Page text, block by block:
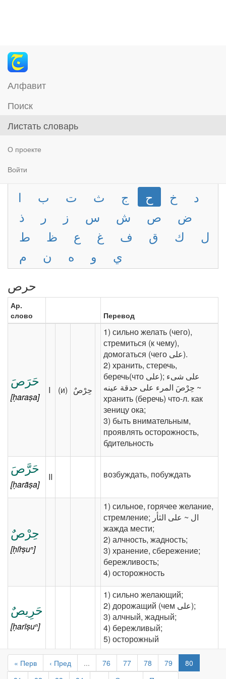
Алфавит
Поиск
Листать словарь
О проекте
Войти
ا ب ت ث ج ح خ
د
ذ
ر ز س ش ص
ض
ط
ظ ع غ ف ق ك
ل
م
ن ه و
ي
حرص
Ар.
слово
Перевод
حَرَصَ
[ḥaraṣa]
I (и)
1) сильно желать (чего),
стремиться (к чему),
домогаться (чего ‎‫على‬‎).
2) хранить, стеречь,
беречь(что ‎‫على‬‎); ‎‫على شىء
حِرْصَ المرء على حدقة عينه‬‎ ~
хранить (беречь) что-л. как
зеницу ока;
3) быть внимательным,
проявлять осторожность,
бдительность
حَرَّصَ
[ḥarãṣa]
II возбуждать, побуждать
حِرْصٌ
[ḥir̊ṣuⁿ]
1) сильное, горячее желание,
стремление; ‎‫ال ~ على الثأر‬‎
жажда мести;
2) алчность, жадность;
3) хранение, сбережение;
бережливость;
4) осторожность
حَرِيصٌ
[ḥarīṣuⁿ]
1) сильно желающий;
2) дорожащий (чем ‎‫على‬‎);
3) алчный, жадный;
4) бережливый;
5) осторожный
« Перв ‹ Пред ... 76 77 78 79
80